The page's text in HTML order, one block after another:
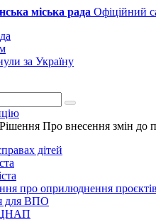
міська рада Офіційний
за Україну
Про внесення змін до
дітей
про оприлюднення проєктів
для ВПО
ЦНАП